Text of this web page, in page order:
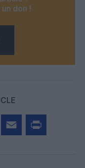
don !